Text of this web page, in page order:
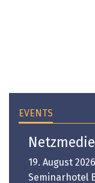
EVENTS
19. August
Seminarhotel